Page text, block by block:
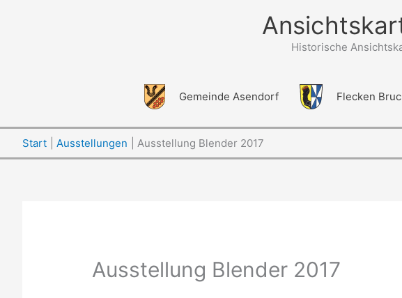
Historische
Gemeinde Asendorf Flecken
Start Ausstellungen Ausstellung Blender 2017
Ausstellung Blender 2017